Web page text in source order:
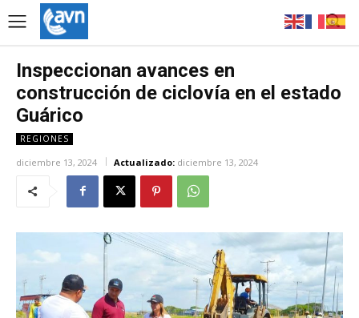
Inspeccionan avances en
construcción de ciclovía en el estado
Guárico
REGIONES
diciembre 13, 2024 Actualizado: diciembre 13, 2024